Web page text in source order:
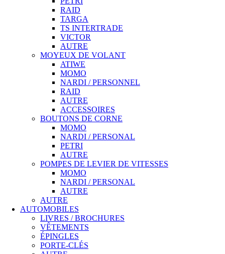
RAID
TARGA
TS INTERTRADE
VICTOR
AUTRE
MOYEUX DE VOLANT
ATIWE
MOMO
NARDI / PERSONNEL
RAID
AUTRE
ACCESSOIRES
BOUTONS DE CORNE
MOMO
NARDI / PERSONAL
PETRI
AUTRE
POMPES DE LEVIER DE VITESSES
MOMO
NARDI / PERSONAL
AUTRE
AUTRE
AUTOMOBILES
LIVRES / BROCHURES
VÊTEMENTS
ÉPINGLES
PORTE-CLÉS